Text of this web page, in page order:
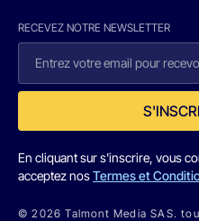
RECEVEZ NOTRE NEWSLETTER
En cliquant sur s'inscrire, vous
acceptez nosTermes et
© 2026 Talmont Media SAS.